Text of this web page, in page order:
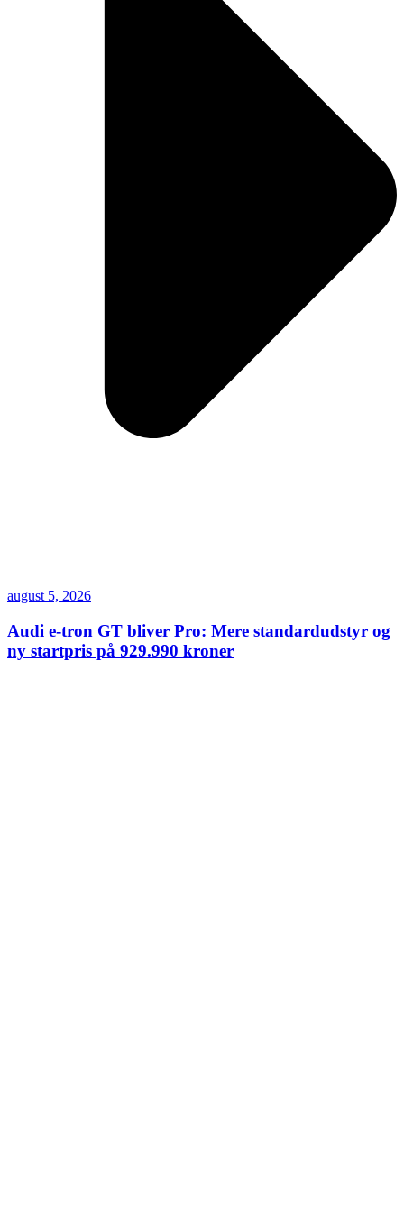
august 5, 2026
Audi e-tron GT bliver Pro: Mere standardudstyr og
ny startpris på 929.990 kroner